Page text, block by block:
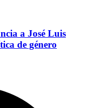
a José Luis
de género